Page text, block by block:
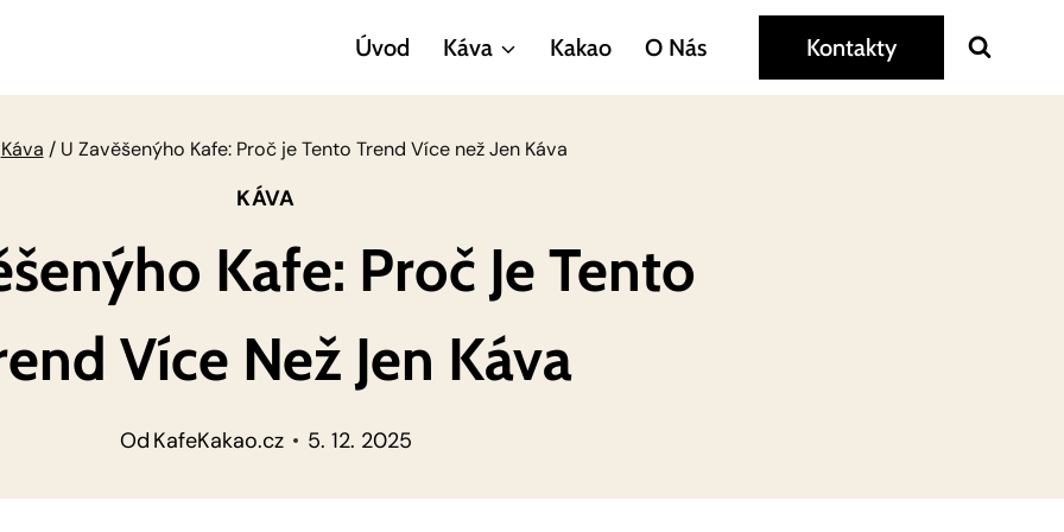
Úvod Káva Kakao O Nás Kontakty
Káva / U Zavěšenýho Kafe: Proč je Tento Trend Více než Jen Káva
KÁVA
Kafe: Proč Je Tento
Více Než Jen Káva
Od KafeKakao.cz 5. 12. 2025